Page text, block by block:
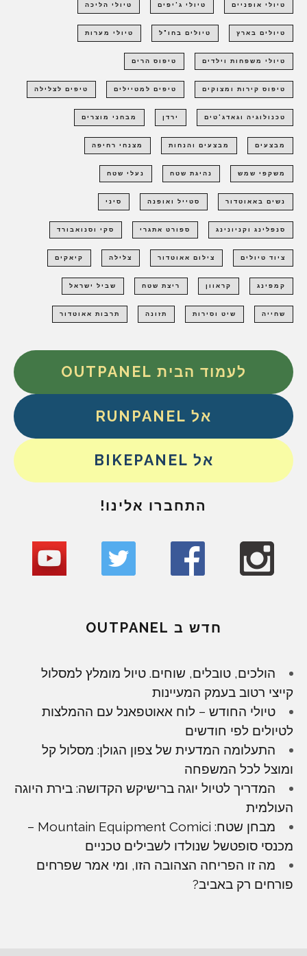
טיולי אופניים טיולי ג'יפים טיולי הליכה
טיולים בארץ טיולים בחו"ל טיולי מערות
טיולי משפחות וילדים טיפוס הרים
טיפוס קירות ומצוקים טיפים למטיילים טיפים לצלילה
טכנולוגיה וגאדג'טים ירדן מבחני מוצרים
מבצעים מבצעים והנחות מצנחי רחיפה
משקפי שמש נהיגת שטח נעלי שטח
נשים באאוטדור סטייל ואופנה סיני
סנפלינג וקניונינג ספורט אתגרי סקי וסנואבורד
ציוד טיולים צילום אאוטדור צלילה קיאקים
קמפינג קראוון ריצת שטח שביל ישראל
שחייה שיט וסירות תזונה תרבות אאוטדור
לעמוד הבית OUTPANEL
אל RUNPANEL
אל BIKEPANEL
התחברו אלינו!
חדש ב OUTPANEL
הולכים, טובלים, שוחים. טיול מומלץ למסלול
קייצי רטוב בעמק המעיינות
טיולי החודש – לוח אאוטפאנל עם ההמלצות
לטיולים לפי חודשים
התעלומה המדעית של צפון הגולן: מסלול קל
ומוצל לכל המשפחה
המדריך לטיול יוגה ברישיקש הקדושה: בירת היוגה
העולמית
מבחן שטח: Mountain Equipment Comici –
מכנסי סופטשל שנולדו לשבילים טכניים
מה זו הפריחה הצהובה הזו, ומי אמר שפרחים
פורחים רק באביב?